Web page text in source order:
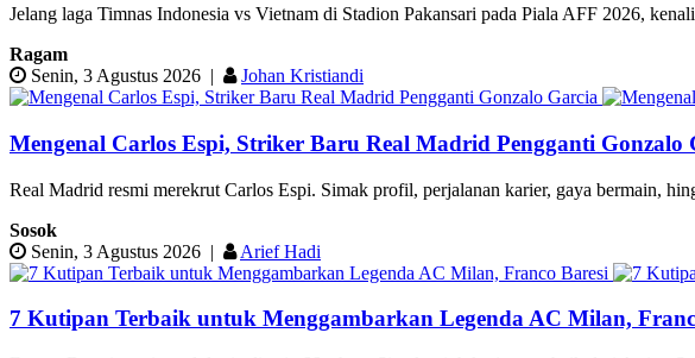
Jelang laga Timnas Indonesia vs Vietnam di Stadion Pakansari pada Piala AFF 2026,
Ragam
Senin, 3 Agustus 2026 | Johan Kristiandi
Mengenal Carlos Espi, Striker Baru Real Madrid Pengganti Gonzalo
Real Madrid resmi merekrut Carlos Espi. Simak profil, perjalanan karier, gaya bermain,
Sosok
Senin, 3 Agustus 2026 | Arief Hadi
7 Kutipan Terbaik untuk Menggambarkan Legenda AC Milan,